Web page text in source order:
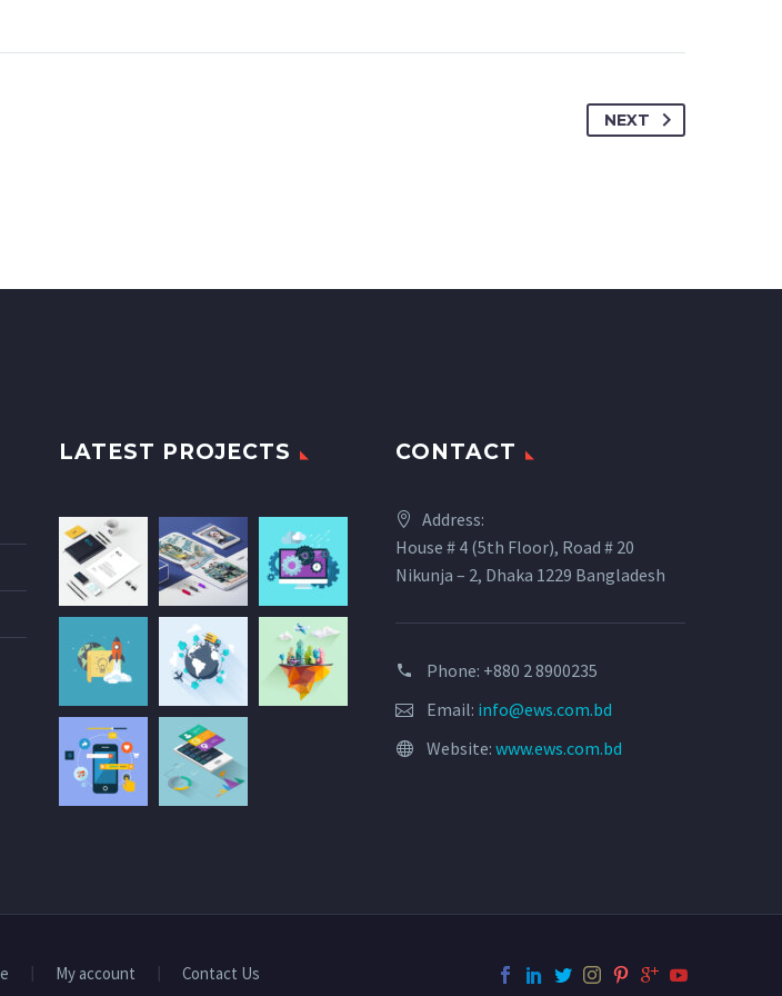
NEXT
LATEST PROJECTS CONTACT
Address:
House # 4 (5th Floor), Road # 20
Nikunja – 2, Dhaka 1229 Bangladesh
Phone: +880 2 8900235
Email: info@ews.com.bd
Website: www.ews.com.bd
My account Contact Us